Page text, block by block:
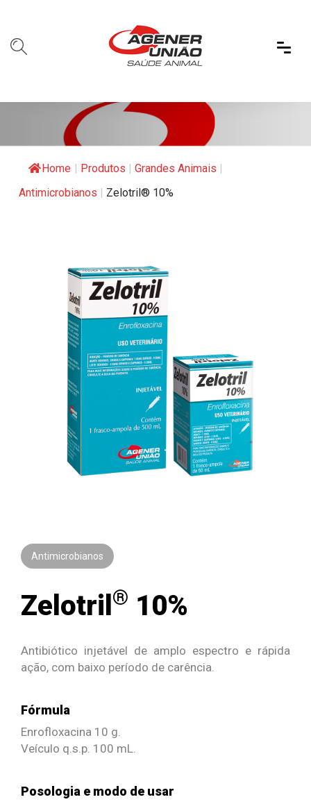
Home | Produtos | Grandes Animais |
Antimicrobianos | Zelotril® 10%
Antimicrobianos
Zelotril ® 10%
Antibiótico injetável de amplo espectro e rápida
ação, com baixo período de carência.
Fórmula
Enrofloxacina 10 g.
Veículo q.s.p. 100 mL.
Posologia e modo de usar